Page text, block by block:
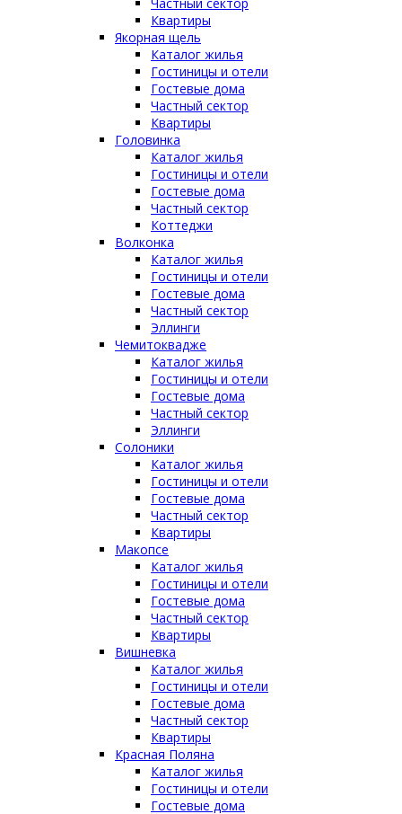
Квартиры
Якорная щель
Каталог жилья
Гостиницы и отели
Гостевые дома
Частный сектор
Квартиры
Головинка
Каталог жилья
Гостиницы и отели
Гостевые дома
Частный сектор
Коттеджи
Волконка
Каталог жилья
Гостиницы и отели
Гостевые дома
Частный сектор
Эллинги
Чемитоквадже
Каталог жилья
Гостиницы и отели
Гостевые дома
Частный сектор
Эллинги
Солоники
Каталог жилья
Гостиницы и отели
Гостевые дома
Частный сектор
Квартиры
Макопсе
Каталог жилья
Гостиницы и отели
Гостевые дома
Частный сектор
Квартиры
Вишневка
Каталог жилья
Гостиницы и отели
Гостевые дома
Частный сектор
Квартиры
Красная Поляна
Каталог жилья
Гостиницы и отели
Гостевые дома